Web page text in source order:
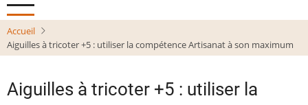
Accueil
Aiguilles à tricoter +5 : utiliser la compétence Artisanat à son maximum
Aiguilles à tricoter +5 : utiliser la